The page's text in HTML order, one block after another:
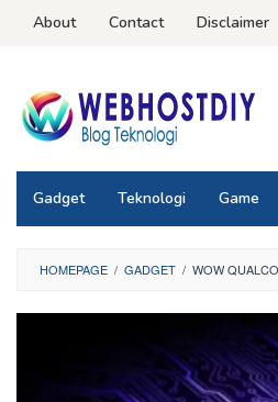
About Contact Disclaimer
Gadget Teknologi Game
HOMEPAGE / GADGET / WOW